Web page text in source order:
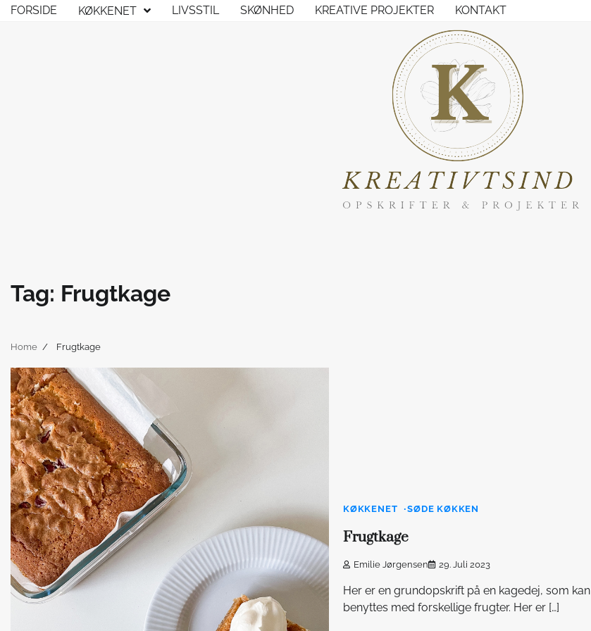
SkipFORSIDE KØKKENET LIVSSTIL SKØNHED KREATIVE PROJEKTER KONTAKT
Tag: Frugtkage
Home Frugtkage
KØKKENET SØDE KØKKEN
Frugtkage
Emilie Jørgensen 29. Juli 2023
Her er en grundopskrift på en kagedej, som kan
benyttes med forskellige frugter. Her er […]